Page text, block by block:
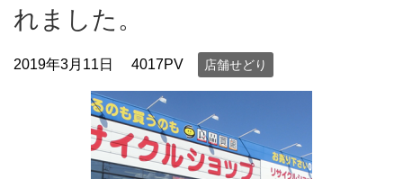
れました。
2019年3月11日 4017PV 店舗せどり